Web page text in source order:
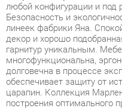
гарнитур уникальным.
многофункциональна,
долговечна в процессе
обеспечивает защиту от
царапин. Коллекция Марлен
построения оптимального
комнаты. В данной серии на
эргономика модули
различных комплектов,
заказчика. Модульность и